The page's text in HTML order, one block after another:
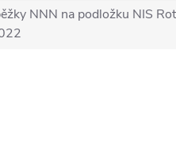
NNN na podložku NIS